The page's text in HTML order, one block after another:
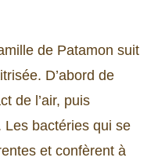
de Patamon suit
D’abord de
de l’air, puis
Les bactéries qui se
et confèrent à